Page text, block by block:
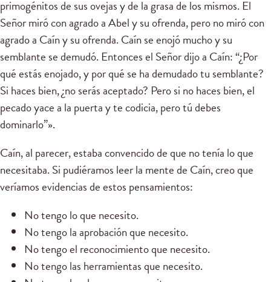
primogénitos de sus ovejas y de la grasa de los mismos. El
Señor miró con agrado a Abel y su ofrenda, pero no miró con
agrado a Caín y su ofrenda. Caín se enojó mucho y su
semblante se demudó. Entonces el Señor dijo a Caín: “¿Por
qué estás enojado, y por qué se ha demudado tu semblante?
Si haces bien, ¿no serás aceptado? Pero si no haces bien, el
pecado yace a la puerta y te codicia, pero tú debes
dominarlo”».
Caín, al parecer, estaba convencido de que no tenía lo que
necesitaba. Si pudiéramos leer la mente de Caín, creo que
veríamos evidencias de estos pensamientos:
No tengo lo que necesito.
No tengo la aprobación que necesito.
No tengo el reconocimiento que necesito.
No tengo las herramientas que necesito.